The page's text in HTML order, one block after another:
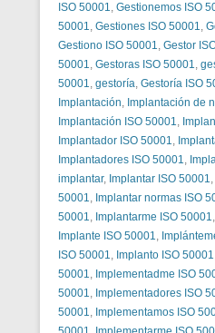
ISO 50001, Gestionemos ISO
50001, Gestiones ISO 50001,
Gestiono ISO 50001, Gestor
50001, Gestoras ISO 50001,
50001, gestoría, Gestoría ISO
Implantación, Implantación de
Implantación ISO 50001,
Implantador ISO 50001,
Implantadores ISO 50001,
implantar, Implantar ISO 50001,
50001, Implantar normas ISO
50001, Implantarme ISO 50001,
Implante ISO 50001,
ISO 50001, Implanto ISO 50001
50001, Implementadme ISO
50001, Implementadores ISO
50001, Implementamos ISO